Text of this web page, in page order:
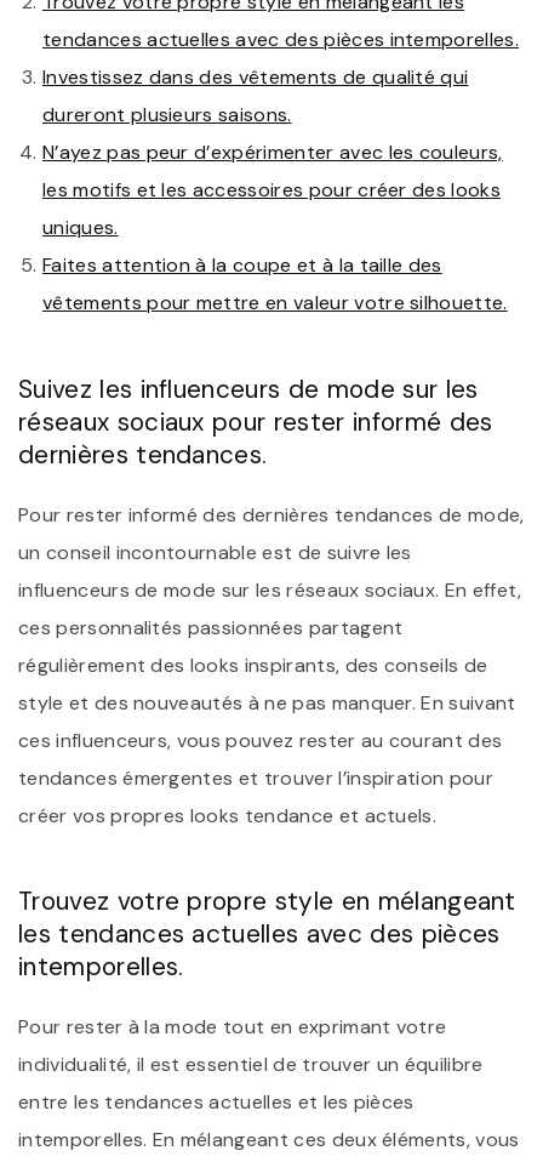
tendances actuelles avec des pièces intemporelles.
Investissez dans des vêtements de qualité qui
dureront plusieurs saisons.
N’ayez pas peur d’expérimenter avec les couleurs,
les motifs et les accessoires pour créer des looks
uniques.
Faites attention à la coupe et à la taille des
vêtements pour mettre en valeur votre silhouette.
Suivez les influenceurs de mode sur les
réseaux sociaux pour rester informé des
dernières tendances.
Pour rester informé des dernières tendances de mode,
un conseil incontournable est de suivre les
influenceurs de mode sur les réseaux sociaux. En effet,
ces personnalités passionnées partagent
régulièrement des looks inspirants, des conseils de
style et des nouveautés à ne pas manquer. En suivant
ces influenceurs, vous pouvez rester au courant des
tendances émergentes et trouver l’inspiration pour
créer vos propres looks tendance et actuels.
Trouvez votre propre style en mélangeant
les tendances actuelles avec des pièces
intemporelles.
Pour rester à la mode tout en exprimant votre
individualité, il est essentiel de trouver un équilibre
entre les tendances actuelles et les pièces
intemporelles. En mélangeant ces deux éléments, vous